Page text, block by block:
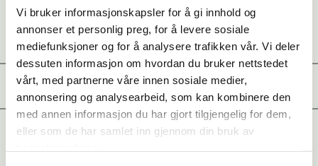
Vi bruker informasjonskapsler for å gi innhold og
annonser et personlig preg, for å levere sosiale
mediefunksjoner og for å analysere trafikken vår. Vi deler
dessuten informasjon om hvordan du bruker nettstedet
vårt, med partnerne våre innen sosiale medier,
annonsering og analysearbeid, som kan kombinere den
med annen informasjon du har gjort tilgjengelig for dem,
eller som de har samlet inn gjennom din bruk av
Edward Beck 1926-2023
Kjell Tokle
Anette Sagen